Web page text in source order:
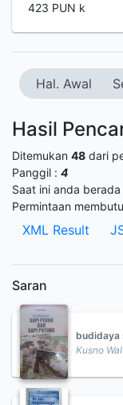
423 PUN k
Hal. Awal
Hasil
Ditemukan 48 dari
Panggil : 4
Saat ini anda
Permintaan
XML Result
Saran
budidaya
Kusno